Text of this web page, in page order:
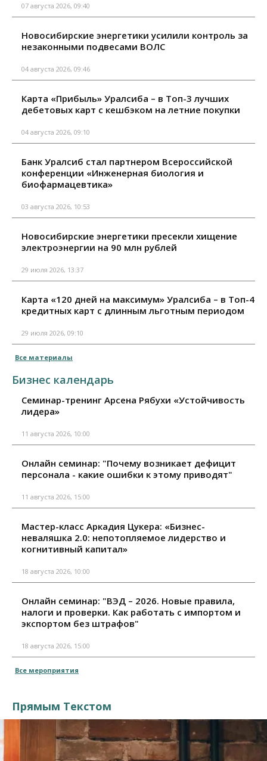
07 августа 2026, 09:40
Новосибирские энергетики усилили контроль за
незаконными подвесами ВОЛС
04 августа 2026, 09:46
Карта «Прибыль» Уралсиба – в Топ-3 лучших
дебетовых карт с кешбэком на летние покупки
04 августа 2026, 09:10
Банк Уралсиб стал партнером Всероссийской
конференции «Инженерная биология и
биофармацевтика»
03 августа 2026, 10:53
Новосибирские энергетики пресекли хищение
электроэнергии на 90 млн рублей
29 июля 2026, 13:37
Карта «120 дней на максимум» Уралсиба – в Топ-4
кредитных карт с длинным льготным периодом
29 июля 2026, 09:10
Все материалы
Бизнес календарь
Семинар-тренинг Арсена Рябухи «Устойчивость
лидера»
11 августа 2026, 10:00
Онлайн семинар: "Почему возникает дефицит
персонала - какие ошибки к этому приводят"
11 августа 2026, 15:00
Мастер-класс Аркадия Цукера: «Бизнес-
неваляшка 2.0: непотопляемое лидерство и
когнитивный капитал»
18 августа 2026, 10:00
Онлайн семинар: "ВЭД – 2026. Новые правила,
налоги и проверки. Как работать с импортом и
экспортом без штрафов"
18 августа 2026, 15:00
Все мероприятия
Прямым Текстом